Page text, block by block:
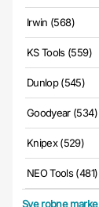
Irwin (568)
KS Tools (559)
Dunlop (545)
Goodyear (534)
Knipex (529)
NEO Tools (481)
Sve robne marke